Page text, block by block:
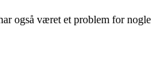
også været et problem for nogle